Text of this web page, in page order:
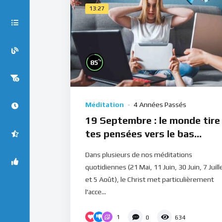
13:27
85%
Méditation 4 Années Passés
19 Septembre : le monde tire
tes pensées vers le bas
Dans plusieurs de nos méditations
quotidiennes (21 Mai, 11 Juin, 30 Juin, 7
et 5 Août), le Christ met particulièrement
l'acce...
1 0 634